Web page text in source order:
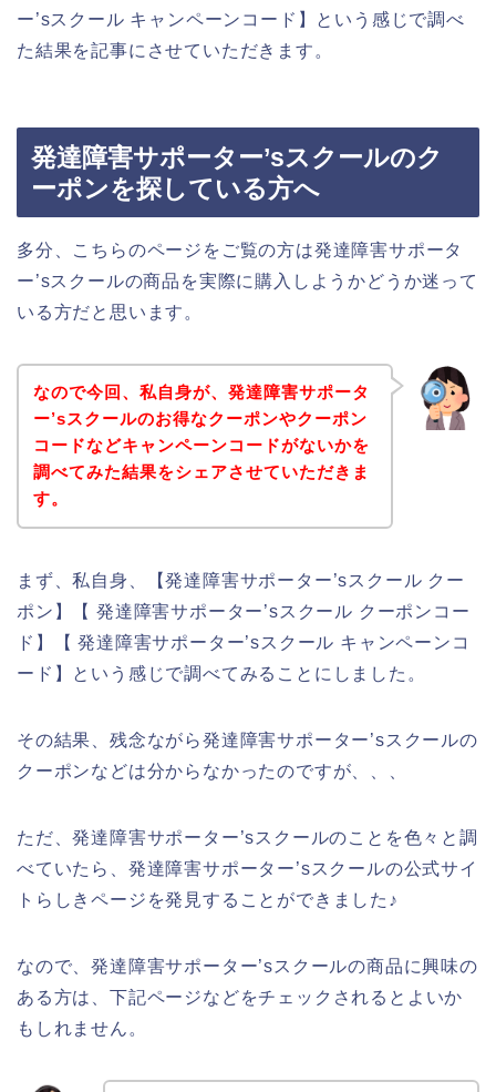
ー’sスクール キャンペーンコード】という感じで調べ
た結果を記事にさせていただきます。
発達障害サポーター’sスクールのク
ーポンを探している方へ
多分、こちらのページをご覧の方は発達障害サポータ
ー’sスクールの商品を実際に購入しようかどうか迷って
いる方だと思います。
なので今回、私自身が、発達障害サポータ
ー’sスクールのお得なクーポンやクーポン
コードなどキャンペーンコードがないかを
調べてみた結果をシェアさせていただきま
す。
まず、私自身、【発達障害サポーター’sスクール クー
ポン】【 発達障害サポーター’sスクール クーポンコー
ド】【 発達障害サポーター’sスクール キャンペーンコ
ード】という感じで調べてみることにしました。
その結果、残念ながら発達障害サポーター’sスクールの
クーポンなどは分からなかったのですが、、、
ただ、発達障害サポーター’sスクールのことを色々と調
べていたら、発達障害サポーター’sスクールの公式サイ
トらしきページを発見することができました♪
なので、発達障害サポーター’sスクールの商品に興味の
ある方は、下記ページなどをチェックされるとよいか
もしれません。